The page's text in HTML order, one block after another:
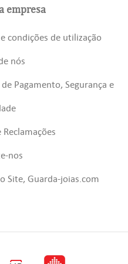
empresa
condições de utilização
nós
Pagamento, Segurança e
Reclamações
nos
Site, Guarda-joias.com